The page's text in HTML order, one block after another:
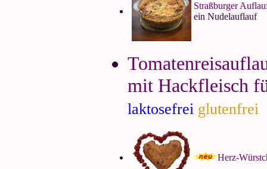
Straßburger
ein Nudelauflauf
mit Hackfleisch
laktosefrei glutenfrei
Herz-